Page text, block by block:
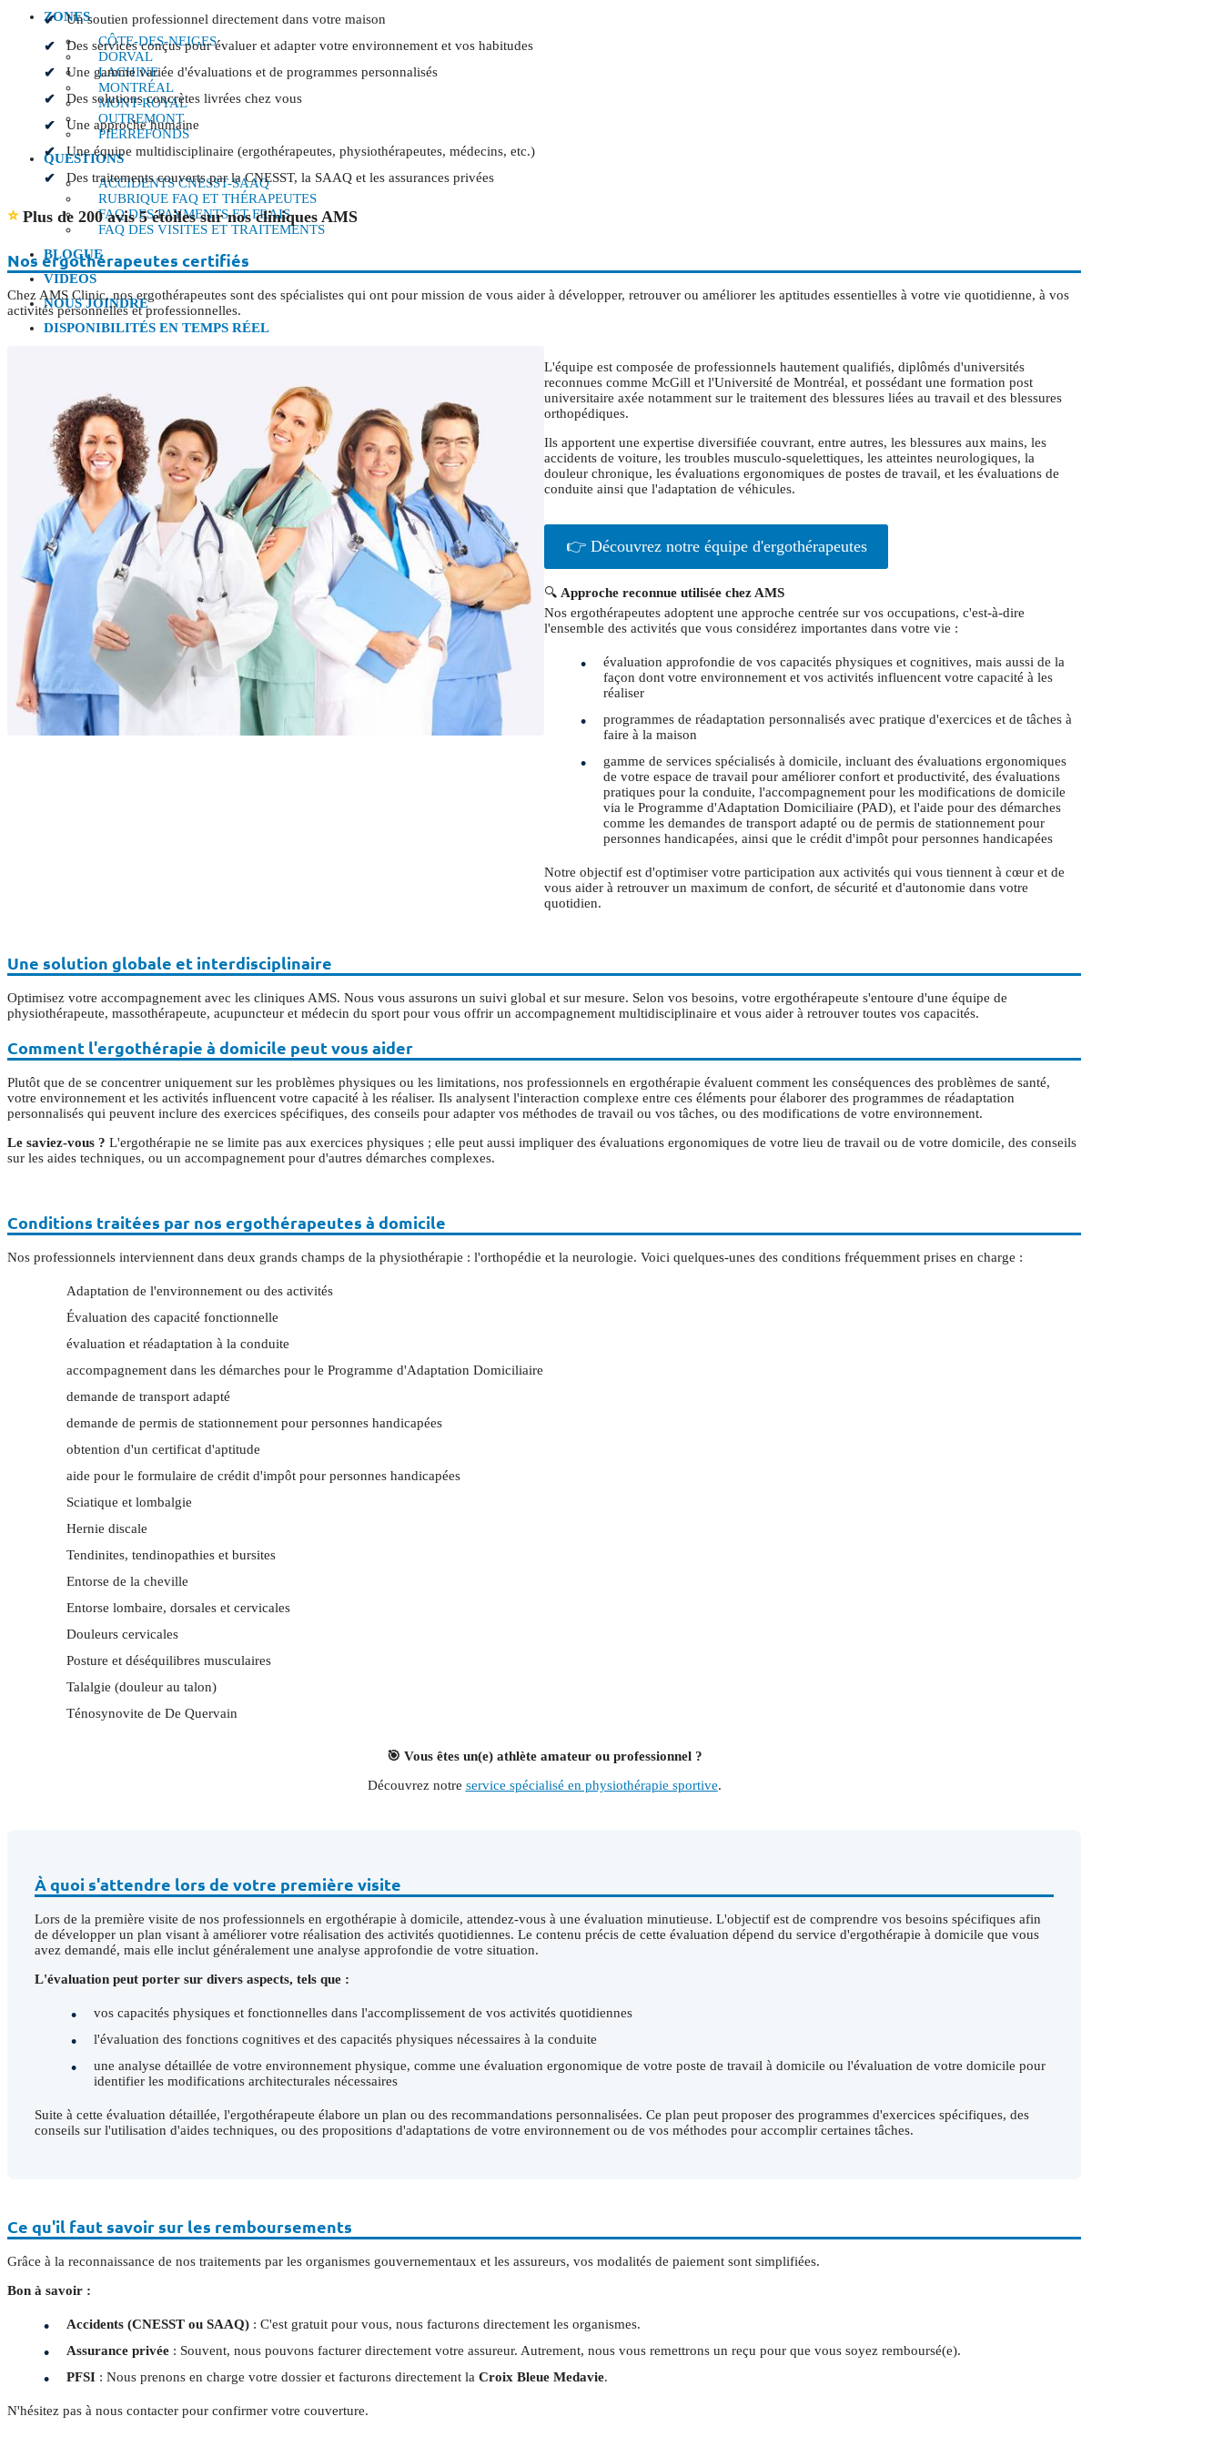
ZONES
CÔTE-DES-NEIGES
DORVAL
LACHINE
MONTRÉAL
MONT-ROYAL
OUTREMONT
PIERREFONDS
QUESTIONS
ACCIDENTS CNESST-SAAQ
RUBRIQUE FAQ ET THÉRAPEUTES
FAQ DES PAYMENTS ET FRAIS
FAQ DES VISITES ET TRAITEMENTS
BLOGUE
VIDÉOS
NOUS JOINDRE
DISPONIBILITÉS EN TEMPS RÉEL
Un soutien professionnel directement dans votre maison
Des services conçus pour évaluer et adapter votre environnement et vos habitudes
Une gamme variée d'évaluations et de programmes personnalisés
Des solutions concrètes livrées chez vous
Une approche humaine
Une équipe multidisciplinaire (ergothérapeutes, physiothérapeutes, médecins, etc.)
Des traitements couverts par la CNESST, la SAAQ et les assurances privées
⭐ Plus de 200 avis 5 étoiles sur nos cliniques AMS
Nos ergothérapeutes certifiés
Chez AMS Clinic, nos ergothérapeutes sont des spécialistes qui ont pour mission de vous aider à développer, retrouver ou améliorer les aptitudes essentielles à votre vie quotidienne, à vos
activités personnelles et professionnelles.
L'équipe est composée de professionnels hautement qualifiés, diplômés d'universités
reconnues comme McGill et l'Université de Montréal, et possédant une formation post
universitaire axée notamment sur le traitement des blessures liées au travail et des blessures
orthopédiques.
Ils apportent une expertise diversifiée couvrant, entre autres, les blessures aux mains, les
accidents de voiture, les troubles musculo-squelettiques, les atteintes neurologiques, la
douleur chronique, les évaluations ergonomiques de postes de travail, et les évaluations de
conduite ainsi que l'adaptation de véhicules.
👉 Découvrez notre équipe d'ergothérapeutes
🔍 Approche reconnue utilisée chez AMS
Nos ergothérapeutes adoptent une approche centrée sur vos occupations, c'est-à-dire
l'ensemble des activités que vous considérez importantes dans votre vie :
évaluation approfondie de vos capacités physiques et cognitives, mais aussi de la
façon dont votre environnement et vos activités influencent votre capacité à les
réaliser
programmes de réadaptation personnalisés avec pratique d'exercices et de tâches à
faire à la maison
gamme de services spécialisés à domicile, incluant des évaluations ergonomiques
de votre espace de travail pour améliorer confort et productivité, des évaluations
pratiques pour la conduite, l'accompagnement pour les modifications de domicile
via le Programme d'Adaptation Domiciliaire (PAD), et l'aide pour des démarches
comme les demandes de transport adapté ou de permis de stationnement pour
personnes handicapées, ainsi que le crédit d'impôt pour personnes handicapées
Notre objectif est d'optimiser votre participation aux activités qui vous tiennent à cœur et de
vous aider à retrouver un maximum de confort, de sécurité et d'autonomie dans votre
quotidien.
Une solution globale et interdisciplinaire
Optimisez votre accompagnement avec les cliniques AMS. Nous vous assurons un suivi global et sur mesure. Selon vos besoins, votre ergothérapeute s'entoure d'une équipe de
physiothérapeute, massothérapeute, acupuncteur et médecin du sport pour vous offrir un accompagnement multidisciplinaire et vous aider à retrouver toutes vos capacités.
Comment l'ergothérapie à domicile peut vous aider
Plutôt que de se concentrer uniquement sur les problèmes physiques ou les limitations, nos professionnels en ergothérapie évaluent comment les conséquences des problèmes de santé,
votre environnement et les activités influencent votre capacité à les réaliser. Ils analysent l'interaction complexe entre ces éléments pour élaborer des programmes de réadaptation
personnalisés qui peuvent inclure des exercices spécifiques, des conseils pour adapter vos méthodes de travail ou vos tâches, ou des modifications de votre environnement.
Le saviez-vous ? L'ergothérapie ne se limite pas aux exercices physiques ; elle peut aussi impliquer des évaluations ergonomiques de votre lieu de travail ou de votre domicile, des conseils
sur les aides techniques, ou un accompagnement pour d'autres démarches complexes.
Conditions traitées par nos ergothérapeutes à domicile
Nos professionnels interviennent dans deux grands champs de la physiothérapie : l'orthopédie et la neurologie. Voici quelques-unes des conditions fréquemment prises en charge :
Adaptation de l'environnement ou des activités
Évaluation des capacité fonctionnelle
évaluation et réadaptation à la conduite
accompagnement dans les démarches pour le Programme d'Adaptation Domiciliaire
demande de transport adapté
demande de permis de stationnement pour personnes handicapées
obtention d'un certificat d'aptitude
aide pour le formulaire de crédit d'impôt pour personnes handicapées
Sciatique et lombalgie
Hernie discale
Tendinites, tendinopathies et bursites
Entorse de la cheville
Entorse lombaire, dorsales et cervicales
Douleurs cervicales
Posture et déséquilibres musculaires
Talalgie (douleur au talon)
Ténosynovite de De Quervain
🎯 Vous êtes un(e) athlète amateur ou professionnel ?
Découvrez notre service spécialisé en physiothérapie sportive.
À quoi s'attendre lors de votre première visite
Lors de la première visite de nos professionnels en ergothérapie à domicile, attendez-vous à une évaluation minutieuse. L'objectif est de comprendre vos besoins spécifiques afin
de développer un plan visant à améliorer votre réalisation des activités quotidiennes. Le contenu précis de cette évaluation dépend du service d'ergothérapie à domicile que vous
avez demandé, mais elle inclut généralement une analyse approfondie de votre situation.
L'évaluation peut porter sur divers aspects, tels que :
vos capacités physiques et fonctionnelles dans l'accomplissement de vos activités quotidiennes
l'évaluation des fonctions cognitives et des capacités physiques nécessaires à la conduite
une analyse détaillée de votre environnement physique, comme une évaluation ergonomique de votre poste de travail à domicile ou l'évaluation de votre domicile pour
identifier les modifications architecturales nécessaires
Suite à cette évaluation détaillée, l'ergothérapeute élabore un plan ou des recommandations personnalisées. Ce plan peut proposer des programmes d'exercices spécifiques, des
conseils sur l'utilisation d'aides techniques, ou des propositions d'adaptations de votre environnement ou de vos méthodes pour accomplir certaines tâches.
Ce qu'il faut savoir sur les remboursements
Grâce à la reconnaissance de nos traitements par les organismes gouvernementaux et les assureurs, vos modalités de paiement sont simplifiées.
Bon à savoir :
Accidents (CNESST ou SAAQ) : C'est gratuit pour vous, nous facturons directement les organismes.
Assurance privée : Souvent, nous pouvons facturer directement votre assureur. Autrement, nous vous remettrons un reçu pour que vous soyez remboursé(e).
PFSI : Nous prenons en charge votre dossier et facturons directement la Croix Bleue Medavie.
N'hésitez pas à nous contacter pour confirmer votre couverture.